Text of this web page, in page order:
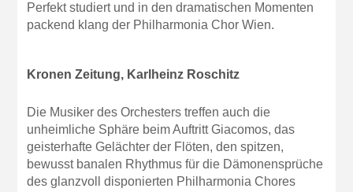
Perfekt studiert und in den dramatischen Momenten
packend klang der Philharmonia Chor Wien.
Kronen Zeitung, Karlheinz Roschitz
Die Musiker des Orchesters treffen auch die
unheimliche Sphäre beim Auftritt Giacomos, das
geisterhafte Gelächter der Flöten, den spitzen,
bewusst banalen Rhythmus für die Dämonensprüche
des glanzvoll disponierten Philharmonia Chores